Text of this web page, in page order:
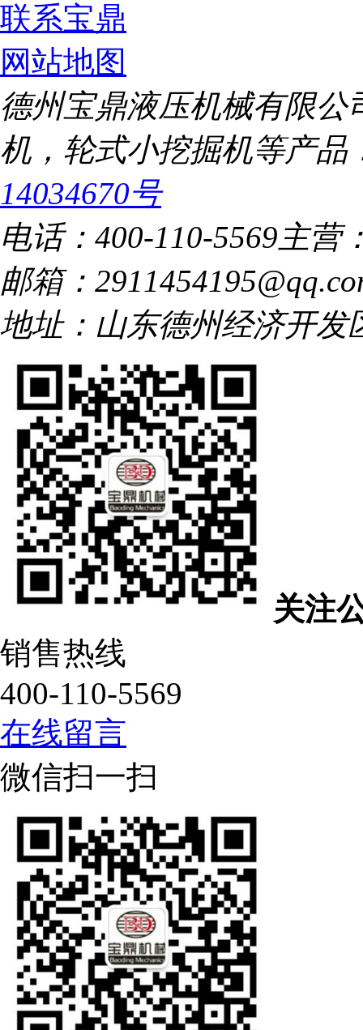
联系宝鼎
网站地图
德州宝鼎液压机械有限
机，轮式小挖掘机等产品
14034670号
电话：400-110-5569 主营
邮箱：
地址：山东德州经济开发
关注
销售热线
400-110-5569
在线留言
微信扫一扫